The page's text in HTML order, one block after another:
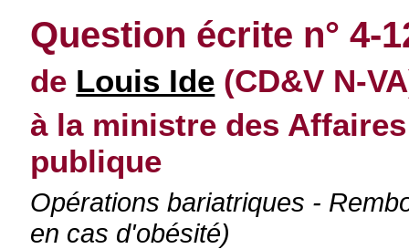
Question écrite n° 4-
de Louis Ide (CD&V N-
à la ministre des
publique
Opérations bariatriques -
en cas d'obésité)